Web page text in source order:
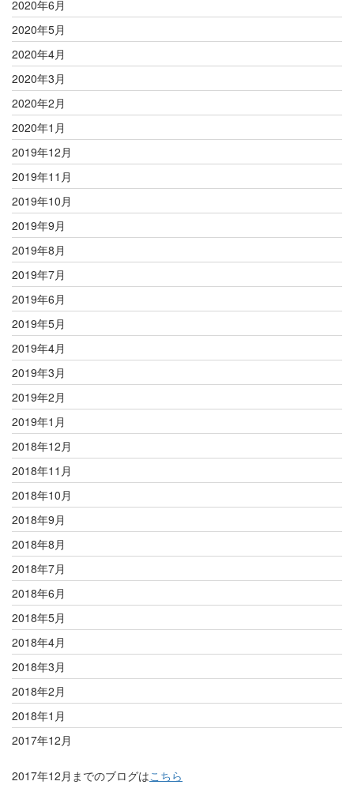
2020年6月
2020年5月
2020年4月
2020年3月
2020年2月
2020年1月
2019年12月
2019年11月
2019年10月
2019年9月
2019年8月
2019年7月
2019年6月
2019年5月
2019年4月
2019年3月
2019年2月
2019年1月
2018年12月
2018年11月
2018年10月
2018年9月
2018年8月
2018年7月
2018年6月
2018年5月
2018年4月
2018年3月
2018年2月
2018年1月
2017年12月
2017年12月までのブログはこちら